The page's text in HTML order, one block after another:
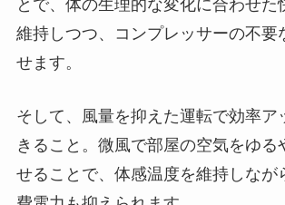
とで、体の生理的な変化に合わせた
維持しつつ、コンプレッサーの不要
せます。
そして、風量を抑えた運転で効率ア
きること。微風で部屋の空気をゆる
せることで、体感温度を維持しなが